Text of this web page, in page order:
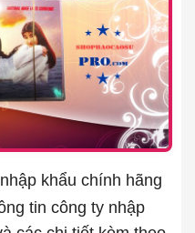
khẩu chính hãng
tin công ty nhập